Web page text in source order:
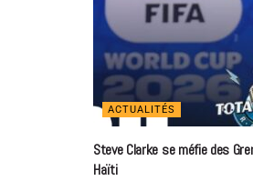
ACTUALITÉS
Steve Clarke se méfie des
Haïti